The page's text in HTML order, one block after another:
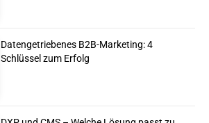
Datengetriebenes B2B-Marketing: 4
Schlüssel zum Erfolg